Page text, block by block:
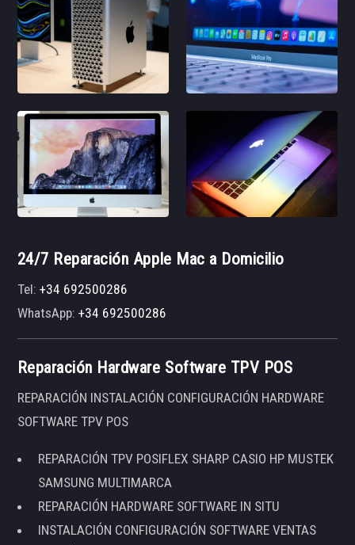
24/7 Reparación Apple Mac a Domicilio
Tel:+34 692500286
WhatsApp:+34 692500286
Reparación Hardware Software TPV POS
REPARACIÓN INSTALACIÓN CONFIGURACIÓN HARDWARE
SOFTWARE TPV POS
REPARACIÓN TPV POSIFLEX SHARP CASIO HP MUSTEK
SAMSUNG MULTIMARCA
REPARACIÓN HARDWARE SOFTWARE IN SITU
INSTALACIÓN CONFIGURACIÓN SOFTWARE VENTAS